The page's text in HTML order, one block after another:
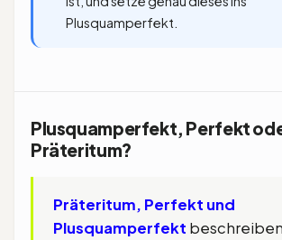
Plusquamperfekt.
Plusquamperfekt, Perfekt
Präteritum?
Präteritum, Perfekt und
Plusquamperfekt